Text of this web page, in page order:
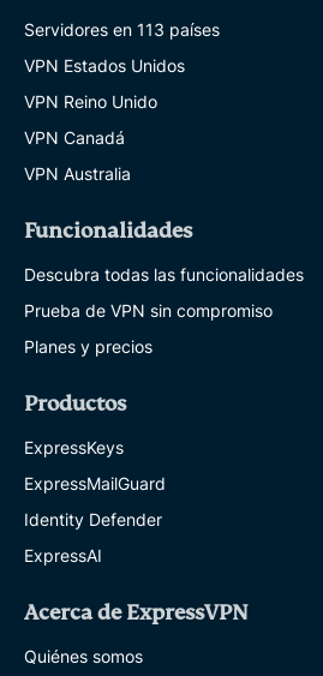
Servidores en 113 países
VPN Estados Unidos
VPN Reino Unido
VPN Canadá
VPN Australia
Funcionalidades
Descubra todas las funcionalidades
Prueba de VPN sin compromiso
Planes y precios
Productos
ExpressKeys
ExpressMailGuard
Identity Defender
ExpressAI
Acerca de ExpressVPN
Quiénes somos